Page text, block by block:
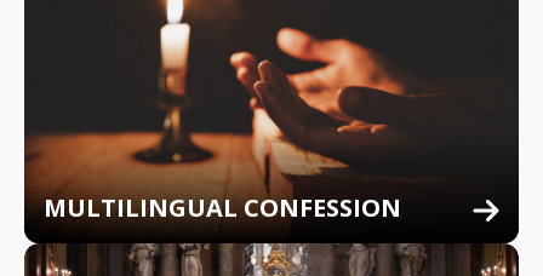
MULTILINGUAL CONFESSION